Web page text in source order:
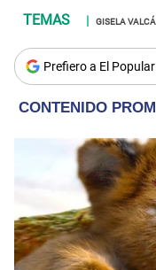
GISELA
Prefiero a El